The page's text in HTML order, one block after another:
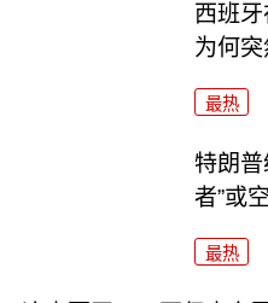
西班牙
为何
最热
特朗普
者”或
最热